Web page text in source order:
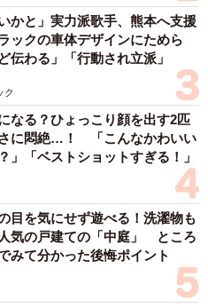
かと」実力派歌手、熊本へ支援
ックの車体デザインにためら
わる」「行動され立派」
ク
なる？ひょっこり顔を出す2匹
に悶絶…！ 「こんなかわいい
」「ベストショットすぎる！」
目を気にせず遊べる！洗濯物も
気の戸建ての「中庭」 ところ
みて分かった後悔ポイント